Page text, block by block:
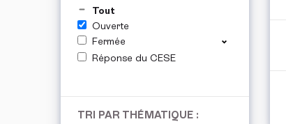
Tout
Ouverte
Fermée
Réponse du CESE
TRI PAR THÉMATIQUE :